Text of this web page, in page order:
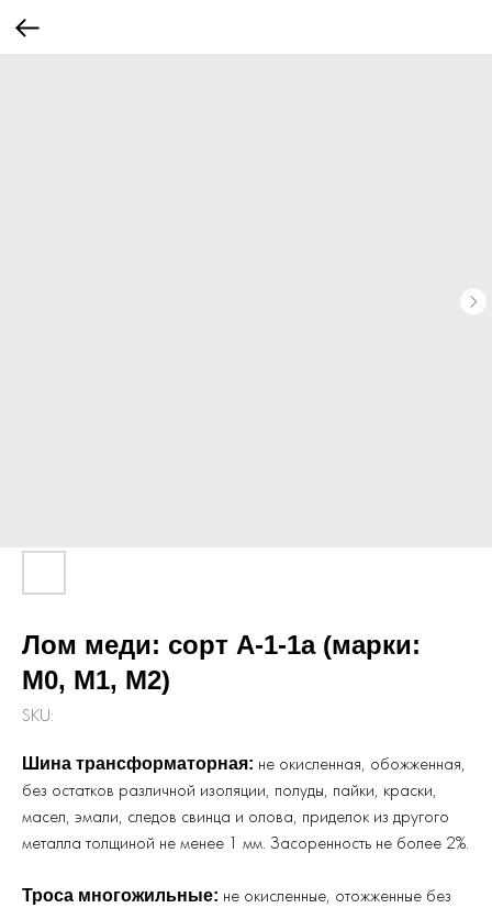
Лом меди: сорт А-1-1а (марки:
М0, М1, М2)
SKU:
Шина трансформаторная: не окисленная, обожженная,
без остатков различной изоляции, полуды, пайки, краски,
масел, эмали, следов свинца и олова, приделок из другого
металла толщиной не менее 1 мм. Засоренность не более 2%.
Троса многожильные: не окисленные, отожженные без